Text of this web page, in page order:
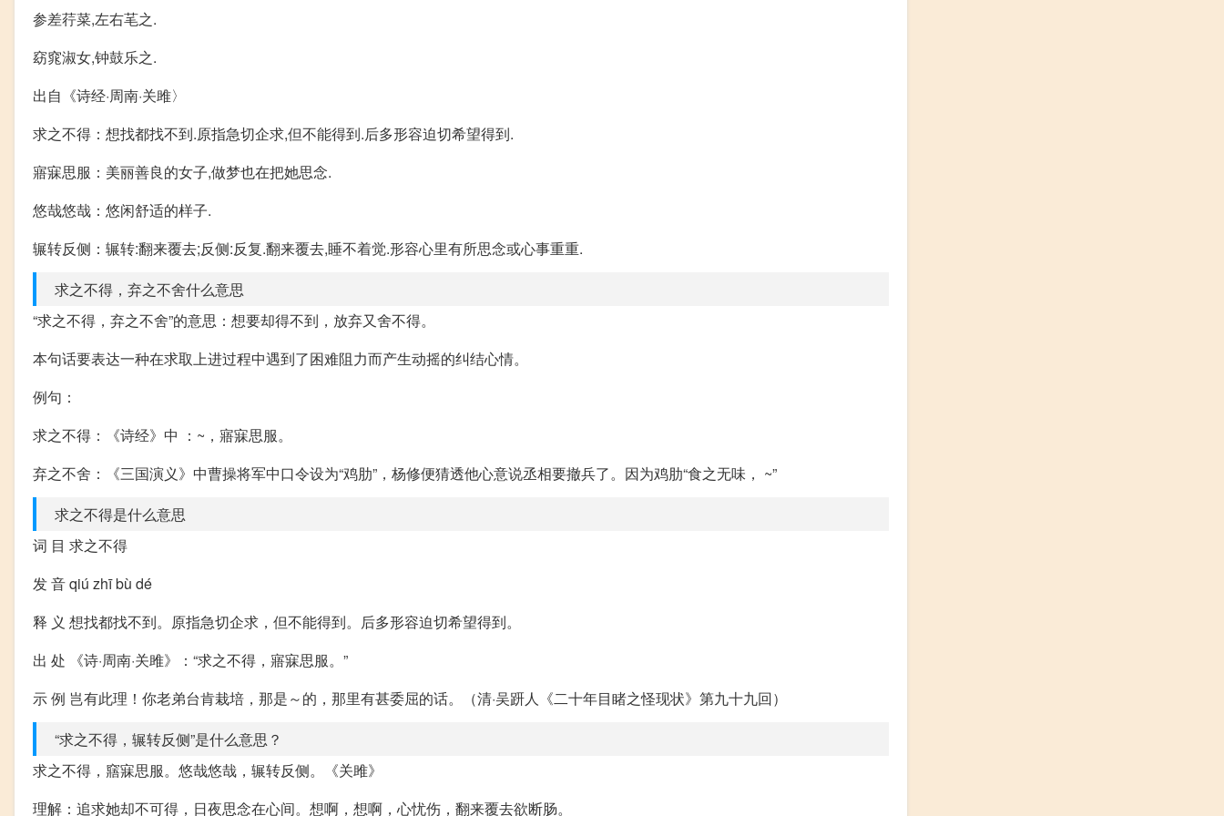
参差荇菜,左右芼之.
窈窕淑女,钟鼓乐之.
出自《诗经·周南·关雎〉
求之不得：想找都找不到.原指急切企求,但不能得到.后多形容迫切希望得到.
寤寐思服：美丽善良的女子,做梦也在把她思念.
悠哉悠哉：悠闲舒适的样子.
辗转反侧：辗转:翻来覆去;反侧:反复.翻来覆去,睡不着觉.形容心里有所思念或心事重重.
求之不得，弃之不舍什么意思
“求之不得，弃之不舍”的意思：想要却得不到，放弃又舍不得。
本句话要表达一种在求取上进过程中遇到了困难阻力而产生动摇的纠结心情。
例句：
求之不得：《诗经》中 ：~，寤寐思服。
弃之不舍：《三国演义》中曹操将军中口令设为“鸡肋”，杨修便猜透他心意说丞相要撤兵了。因为鸡肋“食之无味， ~”
求之不得是什么意思
词 目 求之不得
发 音 qiú zhī bù dé
释 义 想找都找不到。原指急切企求，但不能得到。后多形容迫切希望得到。
出 处 《诗·周南·关雎》：“求之不得，寤寐思服。”
示 例 岂有此理！你老弟台肯栽培，那是～的，那里有甚委屈的话。（清·吴趼人《二十年目睹之怪现状》第九十九回）
“求之不得，辗转反侧”是什么意思？
求之不得，窹寐思服。悠哉悠哉，辗转反侧。《关雎》
理解：追求她却不可得，日夜思念在心间。想啊，想啊，心忧伤，翻来覆去欲断肠。